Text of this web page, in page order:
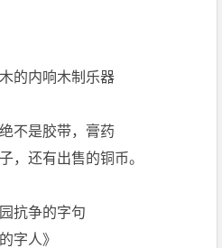
的内响木制乐器
是胶带，膏药
还有出售的铜币。
抗争的字句
人》